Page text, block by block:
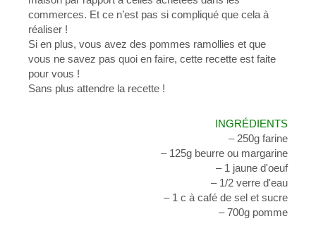
commerces. Et ce n’est pas si compliqué que cela à
réaliser !
Si en plus, vous avez des pommes ramollies et que
vous ne savez pas quoi en faire, cette recette est faite
pour vous !
Sans plus attendre la recette !
INGRÉDIENTS
– 250g farine
– 125g beurre ou margarine
– 1 jaune d'oeuf
– 1/2 verre d'eau
– 1 c à café de sel et sucre
– 700g pomme